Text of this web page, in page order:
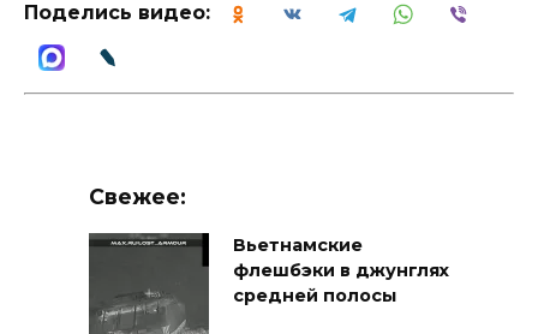
Поделись видео:
Свежее:
Вьетнамские
флешбэки в джунглях
средней полосы